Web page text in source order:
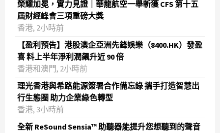
榮耀加冕，實力見證｜華龍航空一舉斬獲 CFS 第十五
屆財經峰會三項重磅大獎
香港, 2小時前
【盈利預告】港股澳企亞洲先鋒娛樂（8400.HK）發盈
喜 料上半年淨利潤飆升近 90 倍
香港和澳門, 2小時前
理光香港與希路能源簽署合作備忘錄 攜手打造智慧出
行生態圈 助力企業綠色轉型
香港, 3小時前
全新 ReSound Sensia™ 助聽器能提升您想聽到的聲音